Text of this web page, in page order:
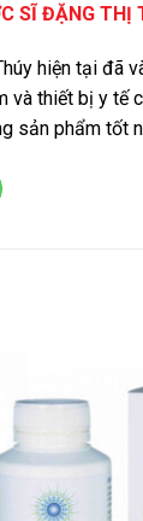
SĨ ĐẶNG THỊ
hiện tại đã
và thiết bị y tế
sản phẩm tốt